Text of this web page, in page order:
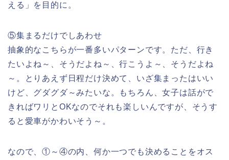
える」を目的に。
⑤集まるだけでしあわせ
抽象的なこちらが一番多いパターンです。ただ、行き
たいよね～、そうだよね～、行こうよ～、そうだよね
～。とりあえず日程だけ決めて、いざ集まったはいい
けど、グダグダ～みたいな。もちろん、女子は話がで
きればワリとOKなのでそれも楽しいんですが、そうす
ると愛車がかわいそう～。
なので、①～④の内、何か一つでも決めることをオス